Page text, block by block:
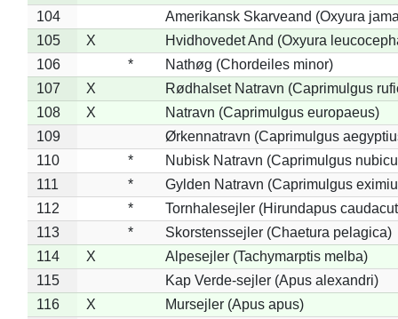
104
Amerikansk Skarveand (Oxyura
105
X
Hvidhovedet And (Oxyura
106
*
Nathøg (Chordeiles minor)
107
X
Rødhalset Natravn (Caprimulgus
108
X
Natravn (Caprimulgus europaeus)
109
Ørkennatravn (Caprimulgus
110
*
Nubisk Natravn (Caprimulgus
111
*
Gylden Natravn (Caprimulgus
112
*
Tornhalesejler (Hirundapus
113
*
Skorstenssejler (Chaetura pelagica)
114
X
Alpesejler (Tachymarptis melba)
115
Kap Verde-sejler (Apus alexandri)
116
X
Mursejler (Apus apus)